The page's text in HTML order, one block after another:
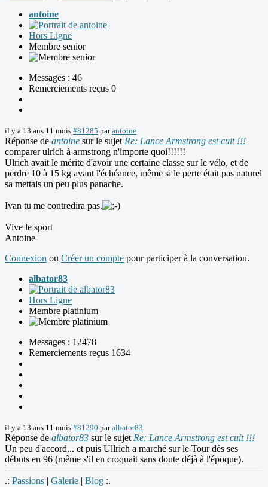
antoine
Hors Ligne
Membre senior
Messages : 46
Remerciements reçus 0
il y a 13 ans 11 mois #81285 parantoine
Réponse de antoine sur le sujet Re: Lance Armstrong est cuit !!!
comparer ulrich à armstrong n'importe quoi!!!!!!
Ulrich avait le mérite d'avoir une certaine classe sur le vélo, et de
perdre 10 à 15 kg avant l'échéance, même si le perte était pas naturel
sa mettais un peu plus panache.
Ivan tu me contredira pas.
Vive le sport
Antoine
Connexion ou Créer un compte pour participer à la conversation.
albator83
Hors Ligne
Membre platinium
Messages : 12478
Remerciements reçus 1634
il y a 13 ans 11 mois #81290 paralbator83
Réponse de albator83 sur le sujet Re: Lance Armstrong est cuit !!!
Un peu d'accord... et puis Ullrich a marché sur le Tour dès ses
débuts en 96 (même s'il en croquait sans doute déjà à l'époque).
.: Passions | Galerie | Blog :.